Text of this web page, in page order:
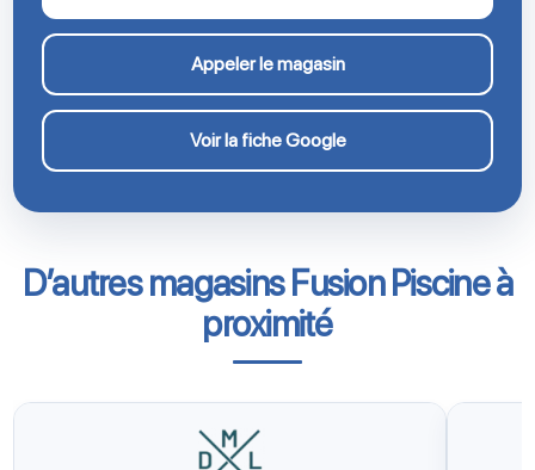
Appeler le magasin
Voir la fiche Google
D’autres magasins Fusion Piscine à
proximité